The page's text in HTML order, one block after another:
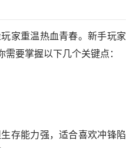
家重温热血青春。新手玩家
要掌握以下几个关键点：
存能力强，适合喜欢冲锋陷